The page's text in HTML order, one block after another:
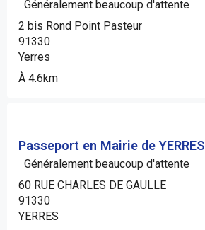
Généralement beaucoup d'attente
2 bis Rond Point Pasteur
91330
Yerres
À 4.6km
Passeport en Mairie de YERRES
Généralement beaucoup d'attente
60 RUE CHARLES DE GAULLE
91330
YERRES